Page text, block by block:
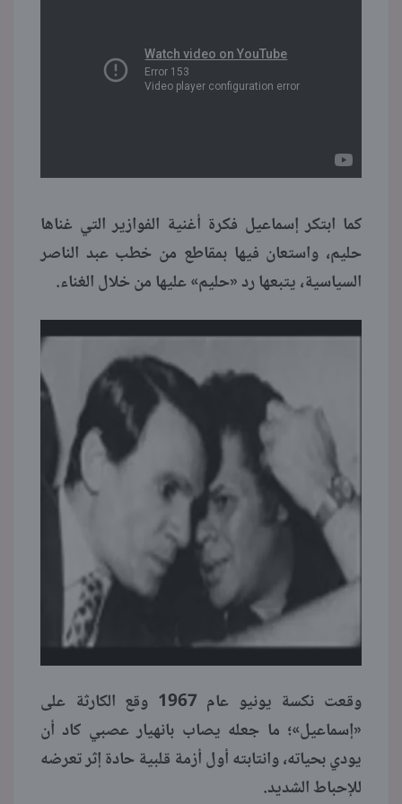
كما ابتكر إسماعيل فكرة أغنية الفوازير التي غناها
حليم، واستعان فيها بمقاطع من خطب عبد الناصر
السياسية، يتبعها رد «حليم» عليها من خلال الغناء.
وقعت نكسة يونيو عام 1967 وقع الكارثة على
«إسماعيل»؛ ما جعله يصاب بانهيار عصبي كاد أن
يودي بحياته، وانتابته أول أزمة قلبية حادة إثر تعرضه
للإحباط الشديد.